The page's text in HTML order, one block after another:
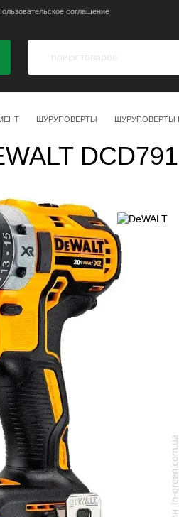
соглашение
ШУРУПОВЕРТЫ ШУРУПОВЕРТЫ